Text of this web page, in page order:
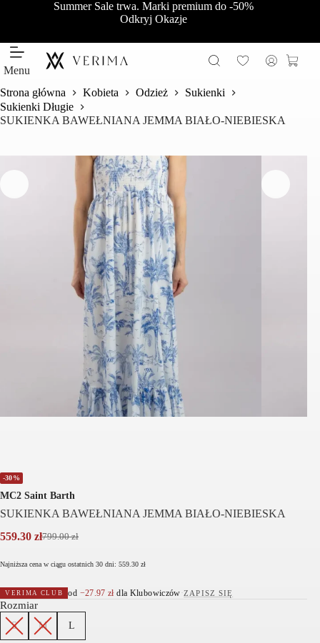
Summer Sale trwa. Marki premium do -50%
Odkryj Okazje
Menu Koszyk
Strona główna Kobieta Odzież
Sukienki
Sukienki Długie
SUKIENKA BAWEŁNIANA JEMMA BIAŁO-NIEBIESKA
-30%
MC2 Saint Barth
SUKIENKA BAWEŁNIANA JEMMA BIAŁO-NIEBIESKA
799.00zł
Pierwotna
wynosiła:
559.30 zł
Aktualna
wynosi:
Najniższa cena w ciągu ostatnich 30 dni: 559.30 zł
VERIMA CLUB od −27.97złdla Klubowiczów·ZAPISZ SIĘ
Rozmiar
S M L